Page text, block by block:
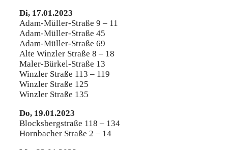
Di, 17.01.2023
Adam-Müller-Straße 9 – 11
Adam-Müller-Straße 45
Adam-Müller-Straße 69
Alte Winzler Straße 8 – 18
Maler-Bürkel-Straße 13
Winzler Straße 113 – 119
Winzler Straße 125
Winzler Straße 135
Do, 19.01.2023
Blocksbergstraße 118 – 134
Hornbacher Straße 2 – 14